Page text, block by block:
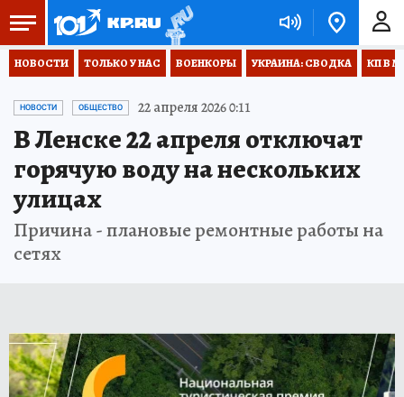
НОВОСТИ ТОЛЬКО У НАС ВОЕНКОРЫ УКРАИНА: СВОДКА КП В
НОВОСТИ ОБЩЕСТВО 22 апреля 2026 0:11
В Ленске 22 апреля отключат
горячую воду на нескольких
улицах
Причина - плановые ремонтные работы на
сетях